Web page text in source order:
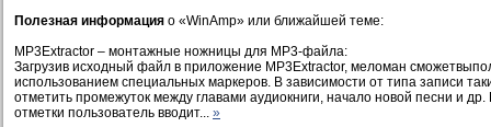
Полезная информация о «WinAmp» или ближайшей теме:
MP3Extractor – монтажные ножницы для MP3-файла:
Загрузив исходный файл в приложение MP3Extractor, меломан
использованием специальных маркеров. В зависимости от типа записи
отметить промежуток между главами аудиокниги, начало новой песни и др.
отметки пользователь вводит... »